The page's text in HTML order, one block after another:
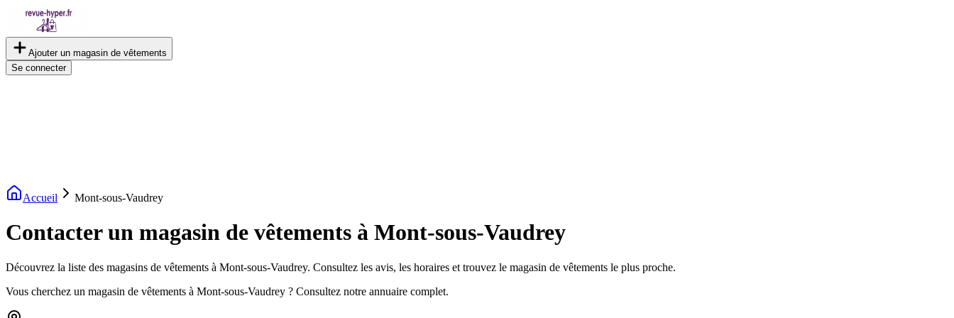
Ajouter un magasin de vêtements
Se connecter
Accueil Mont-sous-Vaudrey
Contacter un magasin de vêtements à Mont-sous-Vaudrey
Découvrez la liste des magasins de vêtements à Mont-sous-Vaudrey. Consultez les avis, les horaires et trouvez le magasin de vêtements le plus proche.
Vous cherchez un magasin de vêtements à Mont-sous-Vaudrey ? Consultez notre annuaire complet.